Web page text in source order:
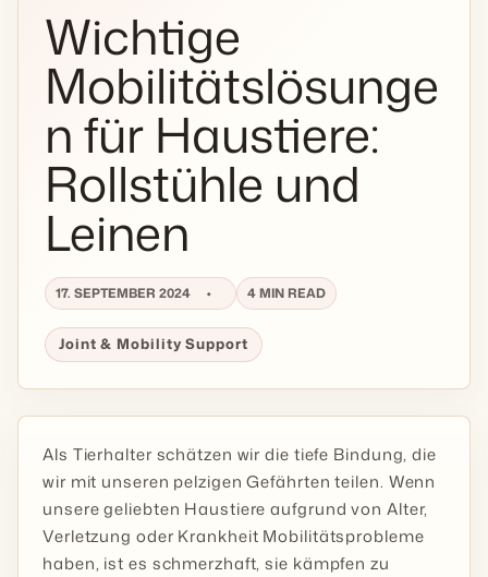
Wichtige
Mobilitätslösunge
n für Haustiere:
Rollstühle und
Leinen
17. SEPTEMBER 2024 4 MIN READ
Joint & Mobility Support
Als Tierhalter schätzen wir die tiefe Bindung, die
wir mit unseren pelzigen Gefährten teilen. Wenn
unsere geliebten Haustiere aufgrund von Alter,
Verletzung oder Krankheit Mobilitätsprobleme
haben, ist es schmerzhaft, sie kämpfen zu